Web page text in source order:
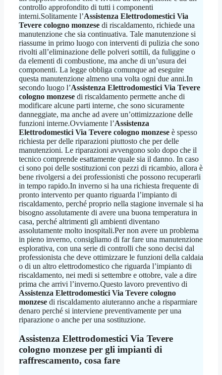
controllo approfondito di tutti i componenti
interni.Solitamente l’Assistenza Elettrodomestici Via
Tevere cologno monzese di riscaldamento, richiede una
manutenzione che sia continuativa. Tale manutenzione si
riassume in primo luogo con interventi di pulizia che sono
rivolti all’eliminazione delle polveri sottili, da fuliggine o
da elementi di combustione, ma anche di un’usura dei
componenti. La legge obbliga comunque ad eseguire
questa manutenzione almeno una volta ogni due anni.In
secondo luogo l’Assistenza Elettrodomestici Via Tevere
cologno monzese di riscaldamento permette anche di
modificare alcune parti interne, che sono sicuramente
danneggiate, ma anche ad avere un’ottimizzazione delle
funzioni interne.Ovviamente l’Assistenza
Elettrodomestici Via Tevere cologno monzese è spesso
richiesta per delle riparazioni piuttosto che per delle
manutenzioni. Le riparazioni avvengono solo dopo che il
tecnico comprende esattamente quale sia il danno. In caso
ci sono poi delle sostituzioni con pezzi di ricambio, allora è
bene rivolgersi a dei professionisti che possono recuperarli
in tempo rapido.In inverno si ha una richiesta frequente di
pronto intervento per quanto riguarda l’impianto di
riscaldamento, perché proprio nella stagione invernale si ha
bisogno assolutamente di avere una buona temperatura in
casa, perché altrimenti gli ambienti diventano
assolutamente molto inospitali.Per non avere un problema
in pieno inverno, consigliamo di far fare una manutenzione
esplorativa, con una serie di controlli che sono decisi dal
professionista che deve ottimizzare le funzioni della caldaia
o di un altro elettrodomestico che riguarda l’impianto di
riscaldamento, nei medi si settembre e ottobre, vale a dire
prima che arrivi l’inverno.Questo lavoro preventivo di
Assistenza Elettrodomestici Via Tevere cologno
monzese di riscaldamento aiuteranno anche a risparmiare
denaro perché si interviene preventivamente per una
riparazione o anche per una sostituzione.
Assistenza Elettrodomestici Via Tevere
cologno monzese per gli impianti di
raffrescamento, cosa fare